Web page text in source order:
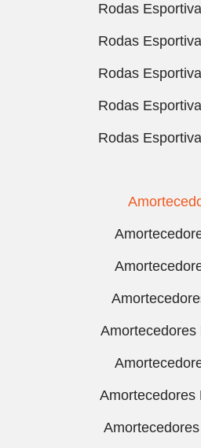
Rodas
Rodas
Rodas
Rodas
Rodas
Amortecedores
Amortecedores